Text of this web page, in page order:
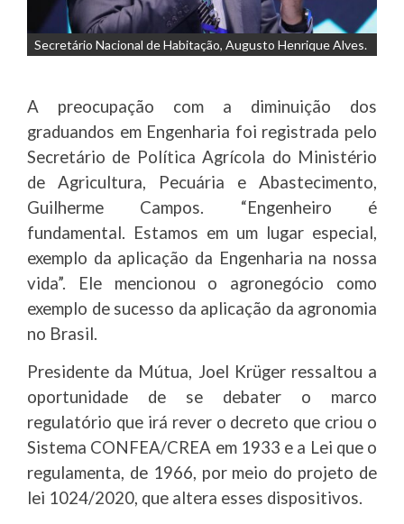
Secretário Nacional de Habitação, Augusto Henrique Alves.
A preocupação com a diminuição dos
graduandos em Engenharia foi registrada pelo
Secretário de Política Agrícola do Ministério
de Agricultura, Pecuária e Abastecimento,
Guilherme Campos. “Engenheiro é
fundamental. Estamos em um lugar especial,
exemplo da aplicação da Engenharia na nossa
vida”. Ele mencionou o agronegócio como
exemplo de sucesso da aplicação da agronomia
no Brasil.
Presidente da Mútua, Joel Krüger ressaltou a
oportunidade de se debater o marco
regulatório que irá rever o decreto que criou o
Sistema CONFEA/CREA em 1933 e a Lei que o
regulamenta, de 1966, por meio do projeto de
lei 1024/2020, que altera esses dispositivos.